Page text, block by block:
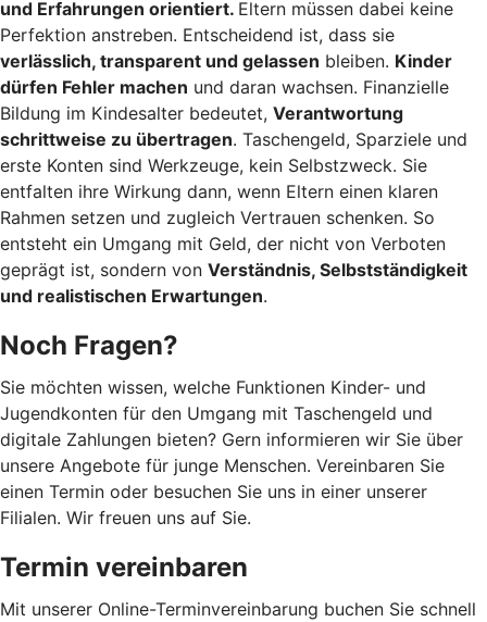
und Erfahrungen orientiert. Eltern müssen dabei keine
Perfektion anstreben. Entscheidend ist, dass sie
verlässlich, transparent und gelassen bleiben. Kinder
dürfen Fehler machen und daran wachsen. Finanzielle
Bildung im Kindesalter bedeutet, Verantwortung
schrittweise zu übertragen. Taschengeld, Sparziele und
erste Konten sind Werkzeuge, kein Selbstzweck. Sie
entfalten ihre Wirkung dann, wenn Eltern einen klaren
Rahmen setzen und zugleich Vertrauen schenken. So
entsteht ein Umgang mit Geld, der nicht von Verboten
geprägt ist, sondern von Verständnis, Selbstständigkeit
und realistischen Erwartungen.
Noch Fragen?
Sie möchten wissen, welche Funktionen Kinder- und
Jugendkonten für den Umgang mit Taschengeld und
digitale Zahlungen bieten? Gern informieren wir Sie über
unsere Angebote für junge Menschen. Vereinbaren Sie
einen Termin oder besuchen Sie uns in einer unserer
Filialen. Wir freuen uns auf Sie.
Termin vereinbaren
Mit unserer Online-Terminvereinbarung buchen Sie schnell